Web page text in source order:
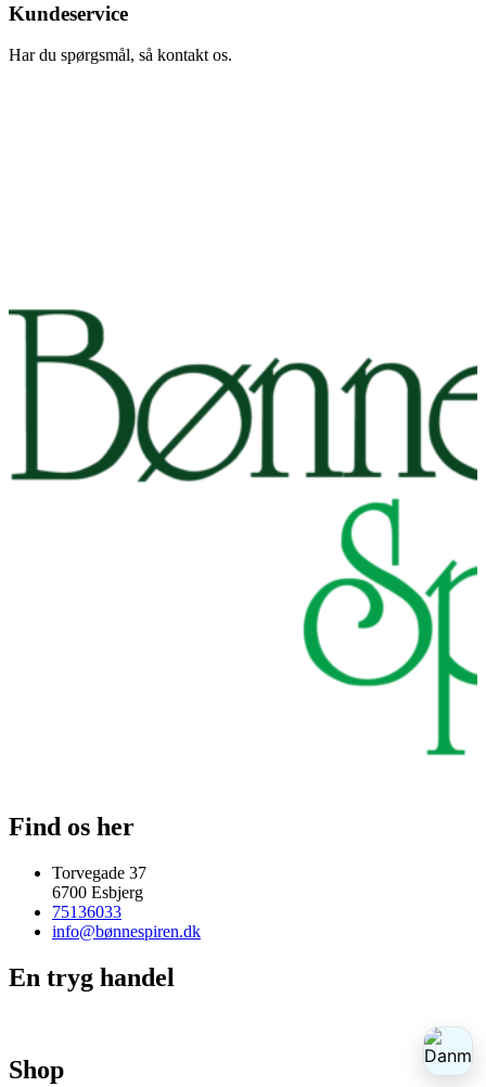
Kundeservice
Har du spørgsmål, så kontakt os.
Find os her
Torvegade 37
6700 Esbjerg
75136033
info@bønnespiren.dk
En tryg handel
Shop